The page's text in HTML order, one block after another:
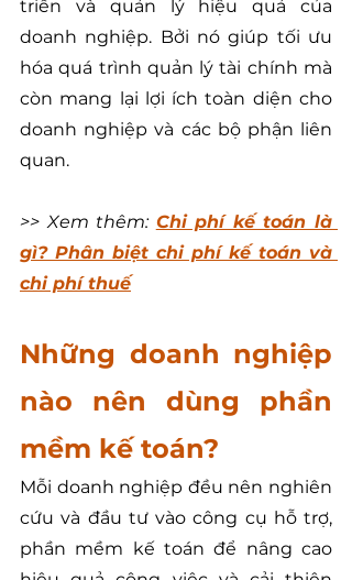
triển và quản lý hiệu quả của
doanh nghiệp. Bởi nó giúp tối ưu
hóa quá trình quản lý tài chính mà
còn mang lại lợi ích toàn diện cho
doanh nghiệp và các bộ phận liên
quan.
>> Xem thêm: Chi phí kế toán là
gì? Phân biệt chi phí kế toán và
chi phí thuế
Những doanh nghiệp
nào nên dùng phần
mềm kế toán?
Mỗi doanh nghiệp đều nên nghiên
cứu và đầu tư vào công cụ hỗ trợ,
phần mềm kế toán để nâng cao